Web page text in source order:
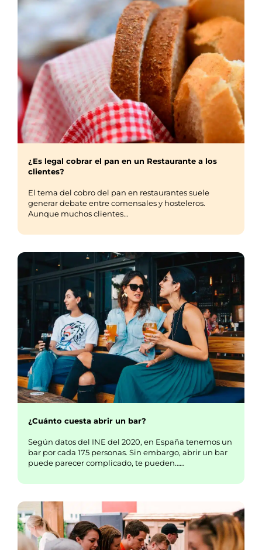
¿Es legal cobrar el pan en un Restaurante a los
clientes?
El tema del cobro del pan en restaurantes suele
generar debate entre comensales y hosteleros.
Aunque muchos clientes...
¿Cuánto cuesta abrir un bar?
Según datos del INE del 2020, en España tenemos un
bar por cada 175 personas. Sin embargo, abrir un bar
puede parecer complicado, te pueden……